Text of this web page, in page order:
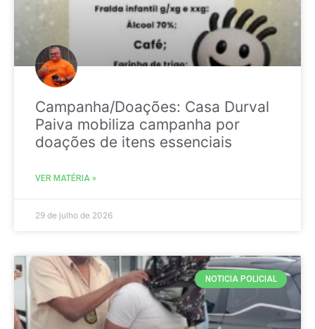
Campanha/Doações: Casa Durval
Paiva mobiliza campanha por
doações de itens essenciais
VER MATÉRIA »
29 de julho de 2026
NOTICIA POLICIAL